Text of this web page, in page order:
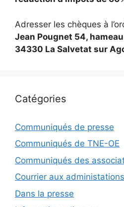
Adresser les chèques à
Jean Pougnet 54,
34330 La Salvetat sur
Catégories
Communiqués de presse
Communiqués de TNE-OE
Communiqués des
Courrier aux administations
Dans la presse